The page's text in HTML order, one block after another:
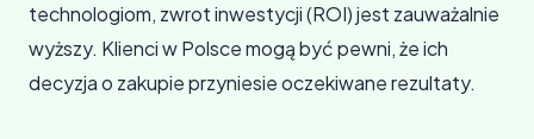
technologiom, zwrot inwestycji (ROI) jest zauważalnie
wyższy. Klienci w Polsce mogą być pewni, że ich
decyzja o zakupie przyniesie oczekiwane rezultaty.